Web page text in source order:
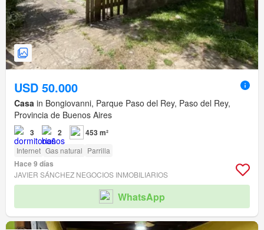
USD 50.000
Casa in Bongiovanni, Parque Paso del Rey, Paso del Rey,
Provincia de Buenos Aires
3 2 453 m²
Internet Gas natural Parrilla
Hace 9 días
JAVIER SÁNCHEZ NEGOCIOS INMOBILIARIOS
WhatsApp